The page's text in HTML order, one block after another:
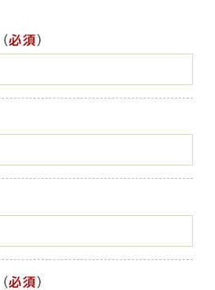
（必須）
（必須）